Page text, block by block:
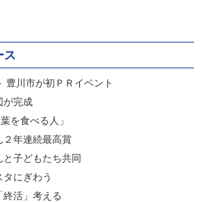
ス
豊川市が初ＰＲイベント
が完成
を食べる人」
２年連続最高賞
子どもたち共同
タにぎわう
終活」考える